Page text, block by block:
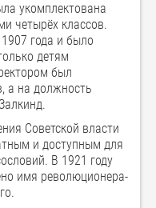
укомплектована
четырёх классов.
года и было
детям
был
а на должность
Советской власти
и доступным для
В 1921 году
имя революционера-